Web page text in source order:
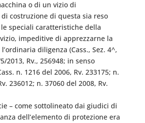
o di un vizio di
costruzione di questa sia reso
speciali caratteristiche della
impeditive di apprezzarne la
diligenza (Cass., Sez. 4^,
2013, Rv., 256948; in senso
n. 1216 del 2006, Rv. 233175; n.
236012; n. 37060 del 2008, Rv.
– come sottolineato dai giudici di
dell’elemento di protezione era